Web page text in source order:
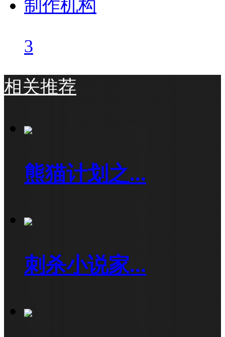
制作机构
3
相关推荐
熊猫计划之...
刺杀小说家...